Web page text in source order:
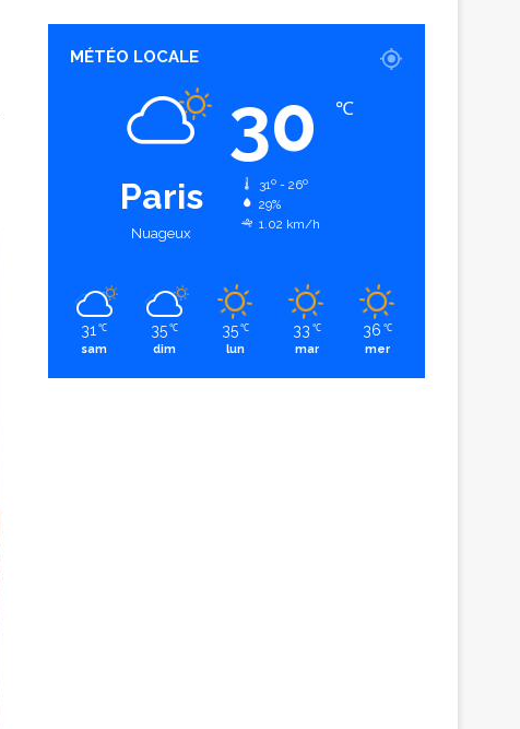
MÉTÉO LOCALE
Paris
Nuageux
30 ℃
31º - 26º
29%
1.02 km/h
31 ℃
sam
35 ℃
dim
35 ℃
lun
33 ℃
mar
36 ℃
mer